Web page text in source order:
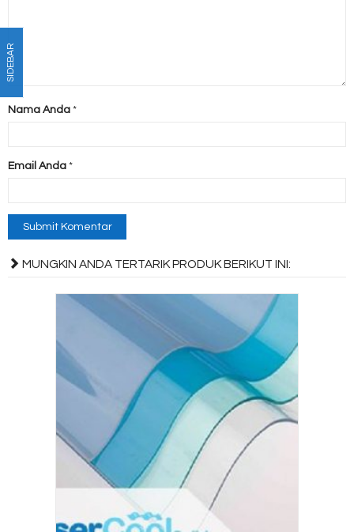
Nama Anda *
Email Anda *
MUNGKIN ANDA TERTARIK PRODUK BERIKUT INI:
SIDEBAR